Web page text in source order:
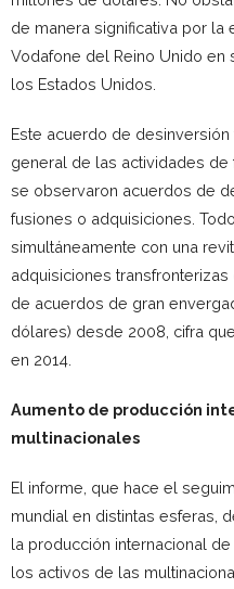
de manera significativa por
Vodafone del Reino Unido
los Estados Unidos.
Este acuerdo de
general de las actividades de
se observaron acuerdos de
fusiones o adquisiciones.
simultáneamente con una
adquisiciones
de acuerdos de gran
dólares) desde 2008, cifra
en 2014.
Aumento de producción
multinacionales
El informe, que hace el
mundial en distintas esferas,
la producción internacional
los activos de las